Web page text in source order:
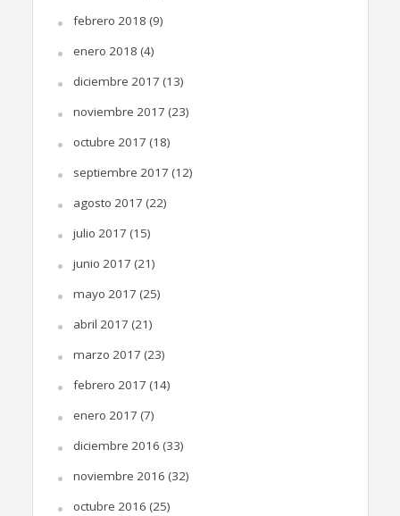
febrero 2018 (9)
enero 2018 (4)
diciembre 2017 (13)
noviembre 2017 (23)
octubre 2017 (18)
septiembre 2017 (12)
agosto 2017 (22)
julio 2017 (15)
junio 2017 (21)
mayo 2017 (25)
abril 2017 (21)
marzo 2017 (23)
febrero 2017 (14)
enero 2017 (7)
diciembre 2016 (33)
noviembre 2016 (32)
octubre 2016 (25)